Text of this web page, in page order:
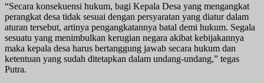
“Secara konsekuensi hukum, bagi Kepala Desa yang mengangkat
perangkat desa tidak sesuai dengan persyaratan yang diatur dalam
aturan tersebut, artinya pengangkatannya batal demi hukum. Segala
sesuatu yang menimbulkan kerugian negara akibat kebijakannya
maka kepala desa harus bertanggung jawab secara hukum dan
ketentuan yang sudah ditetapkan dalam undang-undang,” tegas
Putra.